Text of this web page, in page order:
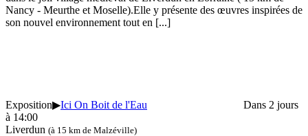
Nancy - Meurthe et Moselle).Elle y présente des œuvres inspirées de
son nouvel environnement tout en [...]
Exposition▶Ici On Boit de l'Eau
Dans 2 jours
à 14:00
Liverdun (à 15 km de Malzéville)